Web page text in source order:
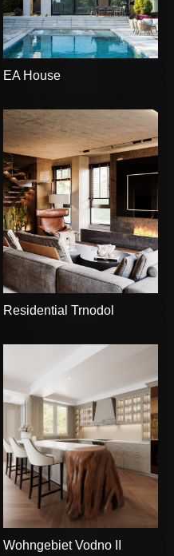
EA House
Residential Trnodol
Wohngebiet Vodno II